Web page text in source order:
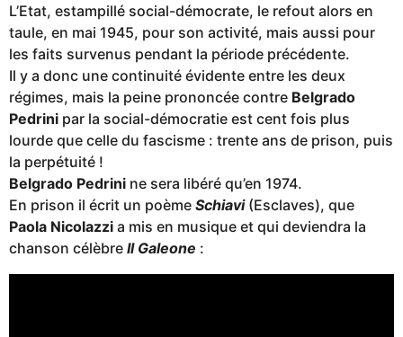
L’Etat, estampillé social-démocrate, le refout alors en
taule, en mai 1945, pour son activité, mais aussi pour
les faits survenus pendant la période précédente.
Il y a donc une continuité évidente entre les deux
régimes, mais la peine prononcée contre Belgrado
Pedrini par la social-démocratie est cent fois plus
lourde que celle du fascisme : trente ans de prison, puis
la perpétuité !
Belgrado Pedrini ne sera libéré qu’en 1974.
En prison il écrit un poème Schiavi(Esclaves), que
Paola Nicolazzi a mis en musique et qui deviendra la
chanson célèbre Il Galeone :